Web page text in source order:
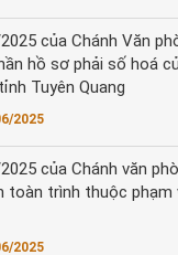
của Chánh Văn
hồ sơ phải số hoá
Tuyên Quang
2025
của Chánh văn
trình thuộc
2025